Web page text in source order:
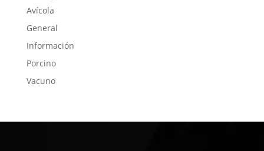
Avícola
General
Información
Porcino
Vacuno